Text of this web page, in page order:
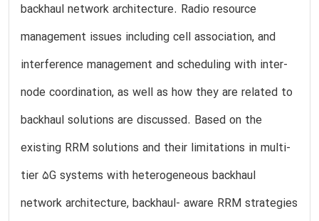
backhaul network architecture. Radio resource
management issues including cell association, and
interference management and scheduling with inter-
node coordination, as well as how they are related to
backhaul solutions are discussed. Based on the
existing RRM solutions and their limitations in multi-
tier 5G systems with heterogeneous backhaul
network architecture, backhaul- aware RRM strategies